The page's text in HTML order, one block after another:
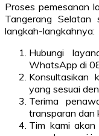
Proses pemesanan
Tangerang Selatan
langkah-langkahnya:
Hubungi
WhatsApp di
Konsultasikan
yang sesuai
Terima
transparan dan
Tim kami